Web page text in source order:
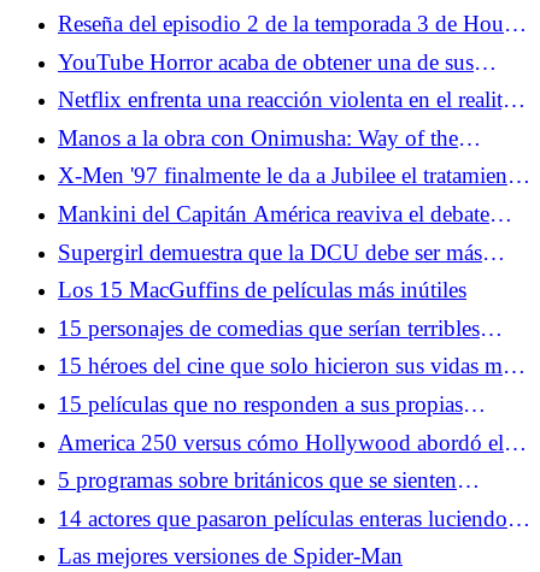
Reseña del episodio 2 de la temporada 3 de House
of the Dragon: Encorvado hacia Desembarco del
Rey
YouTube Horror acaba de obtener una de sus
adaptaciones cinematográficas más importantes
hasta el momento
Netflix enfrenta una reacción violenta en el reality
show Wonka después de usar inteligencia artificial
para recrear la voz de Gene Wilder
Manos a la obra con Onimusha: Way of the
Sword: novedades del próximo gran giro de
Capcom
X-Men '97 finalmente le da a Jubilee el tratamiento
Gambit
Mankini del Capitán América reaviva el debate
sobre el servicio de fans de los videojuegos
Supergirl demuestra que la DCU debe ser más
grande que James Gunn
Los 15 MacGuffins de películas más inútiles
15 personajes de comedias que serían terribles
vecinos
15 héroes del cine que solo hicieron sus vidas más
difíciles
15 películas que no responden a sus propias
preguntas
America 250 versus cómo Hollywood abordó el
último cumpleaños emblemático del país
5 programas sobre británicos que se sienten
miserables para celebrar el 4 de julio
14 actores que pasaron películas enteras luciendo
confundidos
Las mejores versiones de Spider-Man